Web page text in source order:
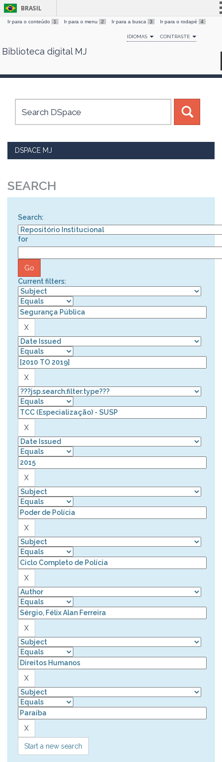
Skip
BRASIL
Simplifique!
Comunica BR
Canais
Ir para o conteúdo 1 Ir para o menu 2 Ir para a busca 3 Ir para o rodapé 4
IDIOMAS CONTRASTE
Biblioteca digital MJ
DSPACE MJ
SEARCH
Search:
for
Current filters:
Start a new search